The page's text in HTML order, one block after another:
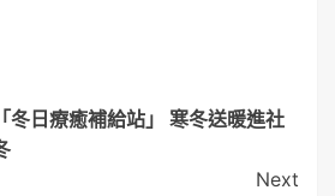
冬日療癒補給站」 寒冬送暖進社
Next